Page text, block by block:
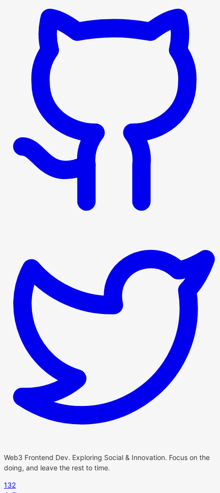
Web3 Frontend Dev. Exploring Social & Innovation. Focus on the
doing, and leave the rest to time.
132